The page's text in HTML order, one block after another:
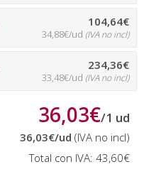
104,64€
34,88€/ud (IVA no incl)
234,36€
33,48€/ud (IVA no incl)
36,03€/1 ud
36,03€/ud (IVA no incl)
Total con IVA: 43,60€